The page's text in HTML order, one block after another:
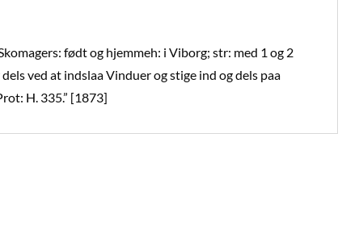
født og hjemmeh: i Viborg; str: med 1 og 2
ved at indslaa Vinduer og stige ind og dels paa
H. 335.” [1873]